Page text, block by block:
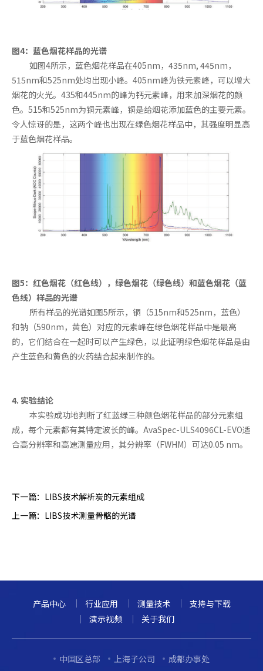
图4：蓝色烟花样品的光谱
如图4所示，蓝色烟花样品在405nm，435nm, 445nm，
515nm和525nm处均出现小峰。405nm峰为铁元素峰，可以增大
烟花的火光。435和445nm的峰为钙元素峰，用来加深烟花的颜
色。515和525nm为铜元素峰，铜是给烟花添加蓝色的主要元素。
令人惊讶的是，这两个峰也出现在绿色烟花样品中，其强度明显高
于蓝色烟花样品。
图5：红色烟花（红色线），绿色烟花（绿色线）和蓝色烟花（蓝
色线）样品的光谱
所有样品的光谱如图5所示，铜（515nm和525nm，蓝色）
和钠（590nm，黄色）对应的元素峰在绿色烟花样品中是最高
的，它们结合在一起时可以产生绿色，以此证明绿色烟花样品是由
产生蓝色和黄色的火药结合起来制作的。
4. 实验结论
本实验成功地判断了红蓝绿三种颜色烟花样品的部分元素组
成，每个元素都有其特定波长的峰。AvaSpec-ULS4096CL-EVO适
合高分辨率和高速测量应用，其分辨率（FWHM）可达0.05 nm。
下一篇： LIBS技术解析炭的元素组成
上一篇： LIBS技术测量骨骼的光谱
产品中心 行业应用 测量技术
支持与下载
演示视频
关于我们
中国区总部 上海子公司
成都办事处